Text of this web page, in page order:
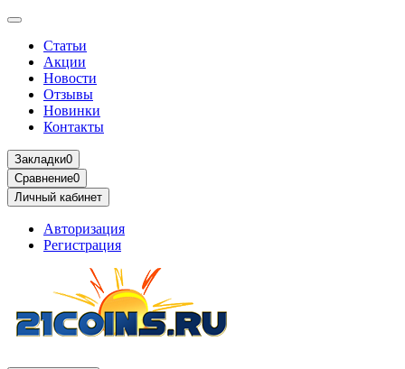
Статьи
Акции
Новости
Отзывы
Новинки
Контакты
Закладки0
Сравнение0
Личный кабинет
Авторизация
Регистрация